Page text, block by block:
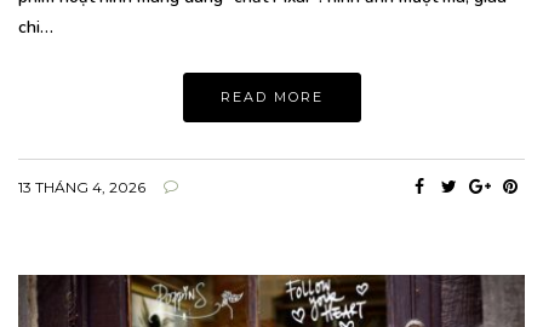
chi…
READ MORE
13 THÁNG 4, 2026